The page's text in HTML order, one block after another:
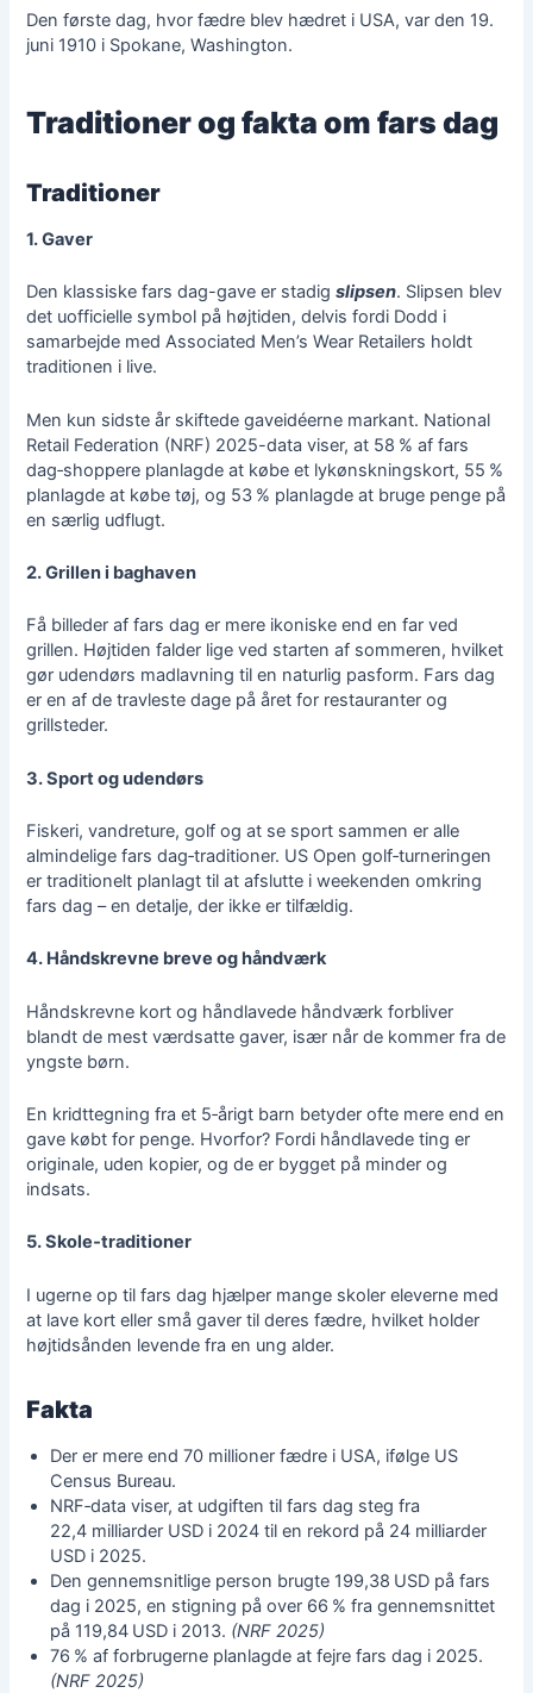
Den første dag, hvor fædre blev hædret i USA, var den 19.
juni 1910 i Spokane, Washington.
Traditioner og fakta om fars dag
Traditioner
1. Gaver
Den klassiske fars dag-gave er stadigslipsen. Slipsen blev
det uofficielle symbol på højtiden, delvis fordi Dodd i
samarbejde med Associated Men’s Wear Retailers holdt
traditionen i live.
Men kun sidste år skiftede gaveidéerne markant. National
Retail Federation (NRF) 2025-data viser, at 58 % af fars
dag‑shoppere planlagde at købe et lykønskningskort, 55 %
planlagde at købe tøj, og 53 % planlagde at bruge penge på
en særlig udflugt.
2. Grillen i baghaven
Få billeder af fars dag er mere ikoniske end en far ved
grillen. Højtiden falder lige ved starten af sommeren, hvilket
gør udendørs madlavning til en naturlig pasform. Fars dag
er en af de travleste dage på året for restauranter og
grillsteder.
3. Sport og udendørs
Fiskeri, vandreture, golf og at se sport sammen er alle
almindelige fars dag‑traditioner. US Open golf‑turneringen
er traditionelt planlagt til at afslutte i weekenden omkring
fars dag – en detalje, der ikke er tilfældig.
4. Håndskrevne breve og håndværk
Håndskrevne kort og håndlavede håndværk forbliver
blandt de mest værdsatte gaver, især når de kommer fra de
yngste børn.
En kridttegning fra et 5‑årigt barn betyder ofte mere end en
gave købt for penge. Hvorfor? Fordi håndlavede ting er
originale, uden kopier, og de er bygget på minder og
indsats.
5. Skole‑traditioner
I ugerne op til fars dag hjælper mange skoler eleverne med
at lave kort eller små gaver til deres fædre, hvilket holder
højtidsånden levende fra en ung alder.
Fakta
Der er mere end 70 millioner fædre i USA, ifølge US
Census Bureau.
NRF‑data viser, at udgiften til fars dag steg fra
22,4 milliarder USD i 2024 til en rekord på 24 milliarder
USD i 2025.
Den gennemsnitlige person brugte 199,38 USD på fars
dag i 2025, en stigning på over 66 % fra gennemsnittet
på 119,84 USD i 2013. (NRF 2025)
76 % af forbrugerne planlagde at fejre fars dag i 2025.
(NRF 2025)